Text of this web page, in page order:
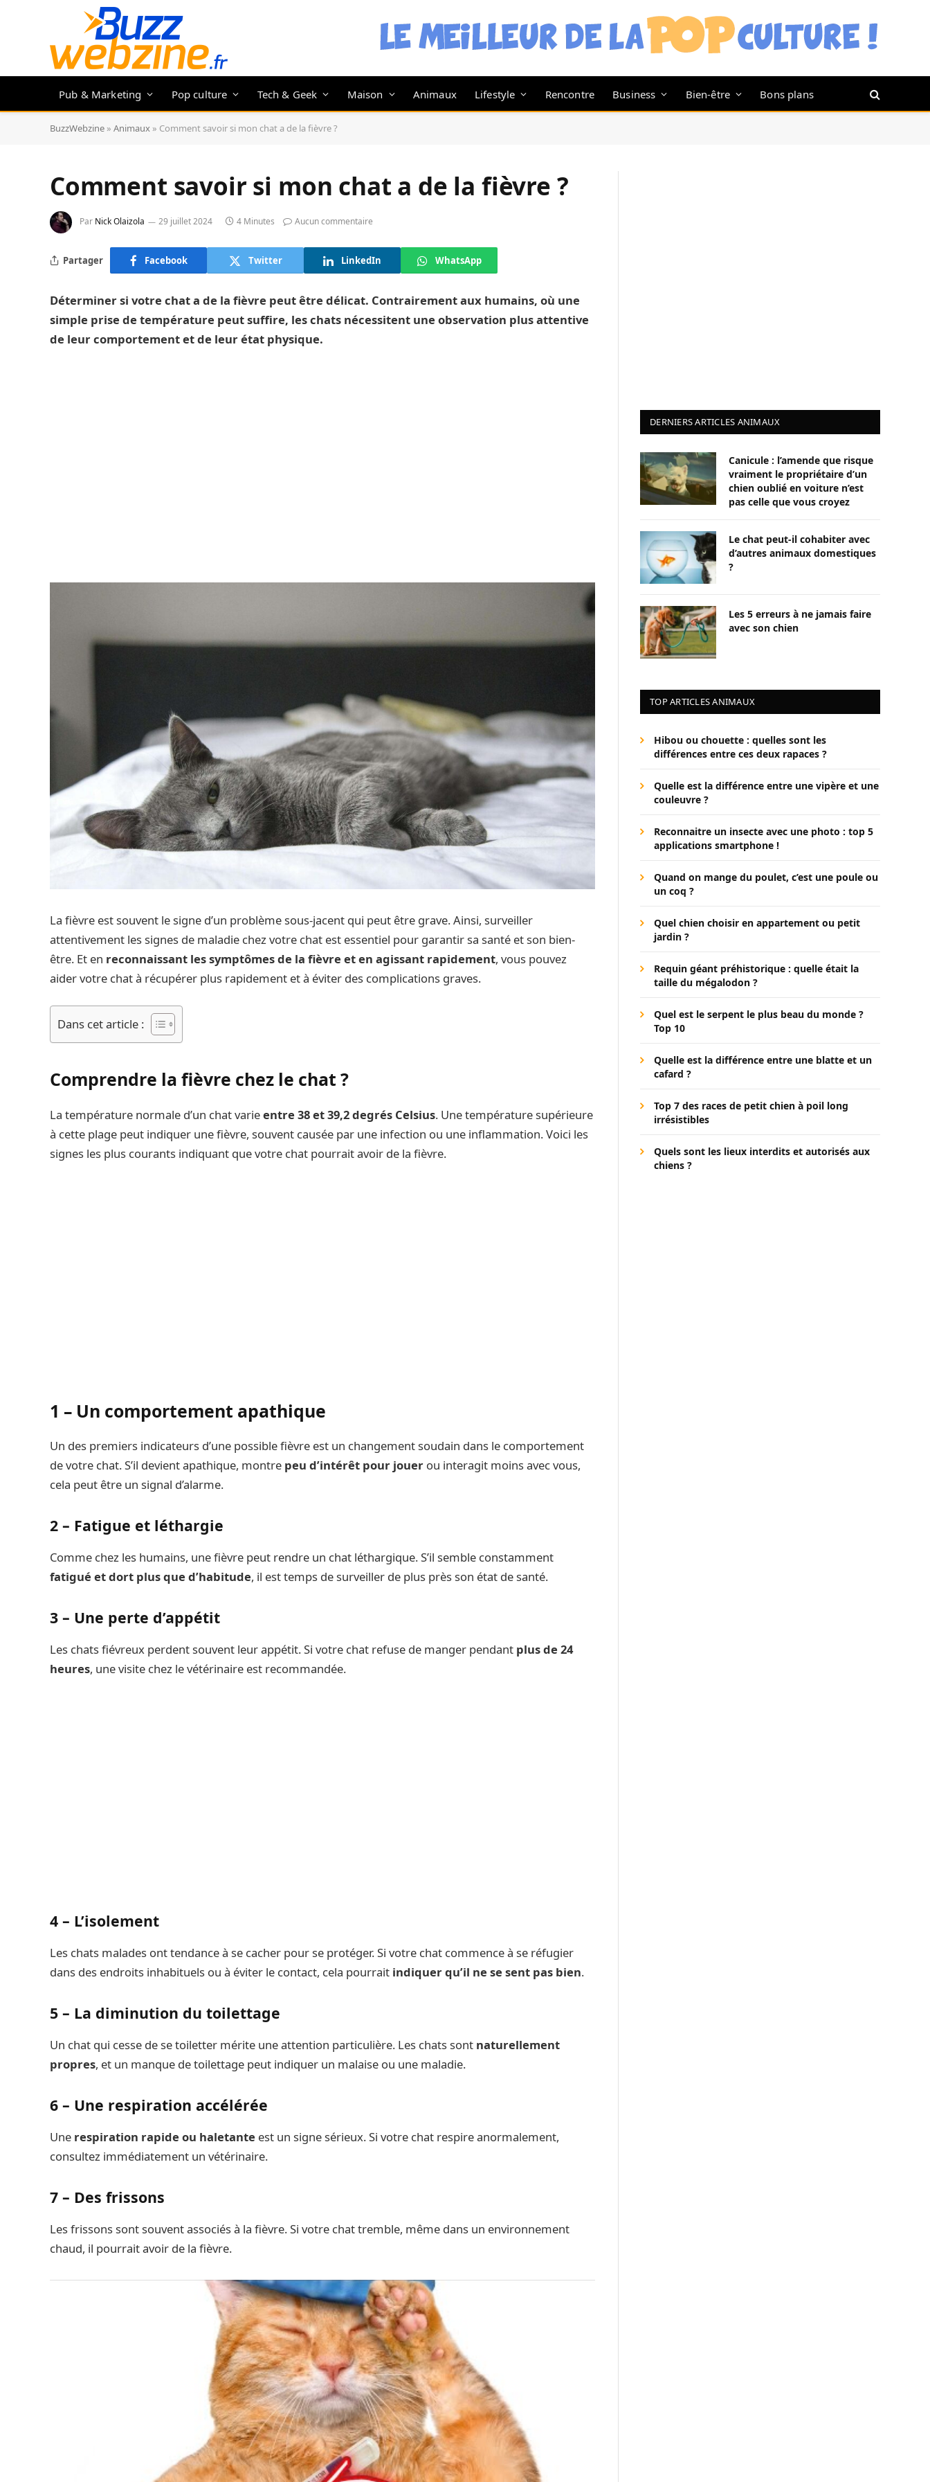
Pub & Marketing Pop culture Tech & Geek Maison Animaux Lifestyle Rencontre Business Bien-être Bons plans
BuzzWebzine » Animaux » Comment savoir si mon chat a de la fièvre ?
Comment savoir si mon chat a de la fièvre ?
Par Nick Olaizola 29 juillet 2024 4 Minutes Aucun commentaire
Partager Facebook Twitter LinkedIn WhatsApp
Déterminer si votre chat a de la fièvre peut être délicat. Contrairement aux humains, où une
simple prise de température peut suffire, les chats nécessitent une observation plus attentive
de leur comportement et de leur état physique.
La fièvre est souvent le signe d’un problème sous-jacent qui peut être grave. Ainsi, surveiller
attentivement les signes de maladie chez votre chat est essentiel pour garantir sa santé et son bien-
être. Et en reconnaissant les symptômes de la fièvre et en agissant rapidement, vous pouvez
aider votre chat à récupérer plus rapidement et à éviter des complications graves.
Dans cet article :
Comprendre la fièvre chez le chat ?
La température normale d’un chat varieentre 38 et 39,2 degrés Celsius. Une température supérieure
à cette plage peut indiquer une fièvre, souvent causée par une infection ou une inflammation. Voici les
signes les plus courants indiquant que votre chat pourrait avoir de la fièvre.
1 – Un comportement apathique
Un des premiers indicateurs d’une possible fièvre est un changement soudain dans le comportement
de votre chat. S’il devient apathique, montre peu d’intérêt pour jouer ou interagit moins avec vous,
cela peut être un signal d’alarme.
2 – Fatigue et léthargie
Comme chez les humains, une fièvre peut rendre un chat léthargique. S’il semble constamment
fatigué et dort plus que d’habitude, il est temps de surveiller de plus près son état de santé.
3 – Une perte d’appétit
Les chats fiévreux perdent souvent leur appétit. Si votre chat refuse de manger pendant plus de 24
heures, une visite chez le vétérinaire est recommandée.
4 – L’isolement
Les chats malades ont tendance à se cacher pour se protéger. Si votre chat commence à se réfugier
dans des endroits inhabituels ou à éviter le contact, cela pourrait indiquer qu’il ne se sent pas bien.
5 – La diminution du toilettage
Un chat qui cesse de se toiletter mérite une attention particulière. Les chats sont naturellement
propres, et un manque de toilettage peut indiquer un malaise ou une maladie.
6 – Une respiration accélérée
Une respiration rapide ou haletante est un signe sérieux. Si votre chat respire anormalement,
consultez immédiatement un vétérinaire.
7 – Des frissons
Les frissons sont souvent associés à la fièvre. Si votre chat tremble, même dans un environnement
chaud, il pourrait avoir de la fièvre.
DERNIERS ARTICLES ANIMAUX
Canicule : l’amende que risque
vraiment le propriétaire d’un
chien oublié en voiture n’est
pas celle que vous croyez
Le chat peut-il cohabiter avec
d’autres animaux domestiques
?
Les 5 erreurs à ne jamais faire
avec son chien
TOP ARTICLES ANIMAUX
Hibou ou chouette : quelles sont les
différences entre ces deux rapaces ?
Quelle est la différence entre une vipère et une
couleuvre ?
Reconnaitre un insecte avec une photo : top 5
applications smartphone !
Quand on mange du poulet, c’est une poule ou
un coq ?
Quel chien choisir en appartement ou petit
jardin ?
Requin géant préhistorique : quelle était la
taille du mégalodon ?
Quel est le serpent le plus beau du monde ?
Top 10
Quelle est la différence entre une blatte et un
cafard ?
Top 7 des races de petit chien à poil long
irrésistibles
Quels sont les lieux interdits et autorisés aux
chiens ?